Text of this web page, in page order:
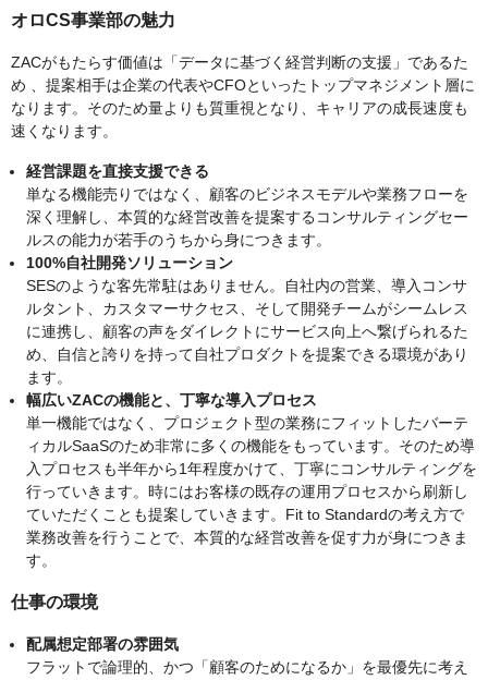
オロCS事業部の魅力
ZACがもたらす価値は「データに基づく経営判断の支援」であるた
め 、提案相手は企業の代表やCFOといったトップマネジメント層に
なります。そのため量よりも質重視となり、キャリアの成長速度も
速くなります。
経営課題を直接支援できる
単なる機能売りではなく、顧客のビジネスモデルや業務フローを
深く理解し、本質的な経営改善を提案するコンサルティングセー
ルスの能力が若手のうちから身につきます。
100%自社開発ソリューション
SESのような客先常駐はありません。自社内の営業、導入コンサ
ルタント、カスタマーサクセス、そして開発チームがシームレス
に連携し、顧客の声をダイレクトにサービス向上へ繋げられるた
め、自信と誇りを持って自社プロダクトを提案できる環境があり
ます。
幅広いZACの機能と、丁寧な導入プロセス
単一機能ではなく、プロジェクト型の業務にフィットしたバーテ
ィカルSaaSのため非常に多くの機能をもっています。そのため導
入プロセスも半年から1年程度かけて、丁寧にコンサルティングを
行っていきます。時にはお客様の既存の運用プロセスから刷新し
ていただくことも提案していきます。Fit to Standardの考え方で
業務改善を行うことで、本質的な経営改善を促す力が身につきま
す。
仕事の環境
配属想定部署の雰囲気
フラットで論理的、かつ「顧客のためになるか」を最優先に考え